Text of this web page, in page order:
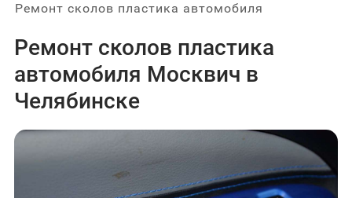
Ремонт сколов пластика автомобиля
Ремонт сколов пластика
автомобиля Москвич в
Челябинске